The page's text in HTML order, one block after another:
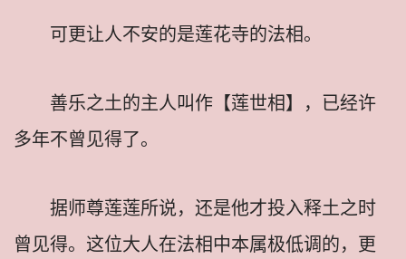
可更让人不安的是莲花寺的法相。
善乐之土的主人叫作【莲世相】，已经许
多年不曾见得了。
据师尊莲莲所说，还是他才投入释土之时
曾见得。这位大人在法相中本属极低调的，更